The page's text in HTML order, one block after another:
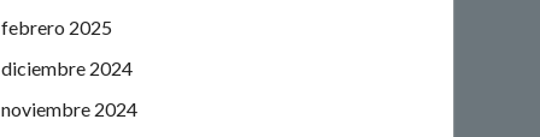
febrero 2025
diciembre 2024
noviembre 2024